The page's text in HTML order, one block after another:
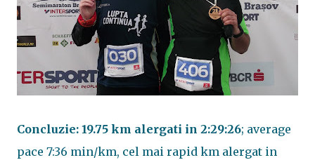
Concluzie: 19.75 km alergati in 2:29:26; average
pace 7:36 min/km, cel mai rapid km alergat in